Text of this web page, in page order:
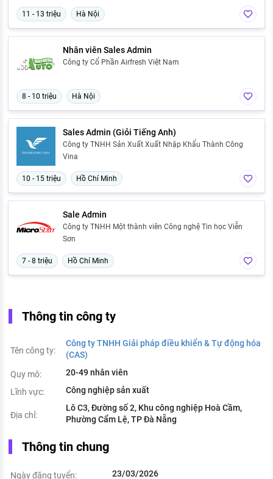
11 - 13 triệu Hà Nội
Nhân viên Sales Admin
Công ty Cổ Phần Airfresh Việt Nam
8 - 10 triệu Hà Nội
Sales Admin (Giỏi Tiếng Anh)
Công ty TNHH Sản Xuất Xuất Nhập Khẩu Thành Công
Vina
10 - 15 triệu Hồ Chí Minh
Sale Admin
Công ty TNHH Một thành viên Công nghệ Tin học Viễn
Sơn
7 - 8 triệu Hồ Chí Minh
Thông tin công ty
Tên công ty:
Công ty TNHH Giải pháp điều khiển & Tự động hóa
(CAS)
Quy mô:
20-49 nhân viên
Lĩnh vực:
Công nghiệp sản xuất
Địa chỉ:
Lô C3, Đường số 2, Khu công nghiệp Hoà Cầm,
Phường Cẩm Lệ, TP Đà Nẵng
Thông tin chung
Ngày đăng tuyển: 23/03/2026